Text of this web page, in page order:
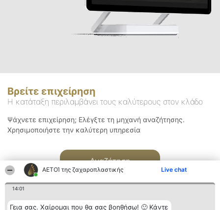
ΑΕΤΟΊ της ζαχαροπλαστικής Live chat
14:01
Γεια σας. Χαίρομαι που θα σας βοηθήσω! 🙂 Κάντε
Βρείτε επιχείρηση
Η κατάταξη περιλαμβάνει τους καλύτερους στον κλάδο
Ψάχνετε επιχείρηση; Ελέγξτε τη μηχανή αναζήτησης.
Χρησιμοποιήστε την καλύτερη υπηρεσία
Αναζήτηση